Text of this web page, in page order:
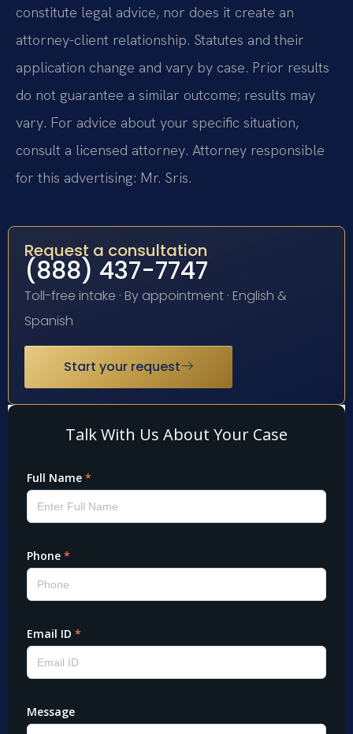
constitute legal advice, nor does it create an
attorney-client relationship. Statutes and their
application change and vary by case. Prior results
do not guarantee a similar outcome; results may
vary. For advice about your specific situation,
consult a licensed attorney. Attorney responsible
for this advertising: Mr. Sris.
Request a consultation
(888) 437-7747
Toll-free intake · By appointment · English &
Spanish
Start your request